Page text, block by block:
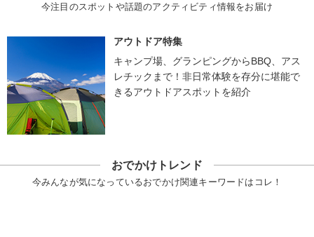
今注目のスポットや話題のアクティビティ情報をお届け
アウトドア特集
キャンプ場、グランピングからBBQ、アス
レチックまで！非日常体験を存分に堪能で
きるアウトドアスポットを紹介
おでかけトレンド
今みんなが気になっているおでかけ関連キーワードはコレ！